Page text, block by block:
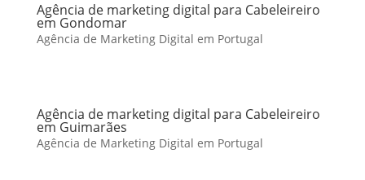
Agência de marketing digital para Cabeleireiro
em Gondomar
Agência de Marketing Digital em Portugal
Agência de marketing digital para Cabeleireiro
em Guimarães
Agência de Marketing Digital em Portugal